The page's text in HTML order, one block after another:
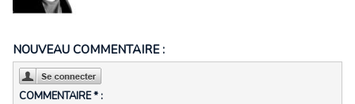
NOUVEAU COMMENTAIRE :
COMMENTAIRE * :